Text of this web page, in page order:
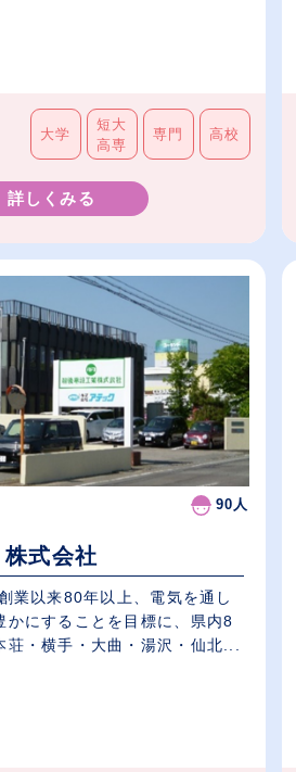
大学
短大
高専
専門 高校
詳しくみる
90人
式会社
業以来80年以上、電気を通し
かにすることを目標に、県内8
荘・横手・大曲・湯沢・仙北...